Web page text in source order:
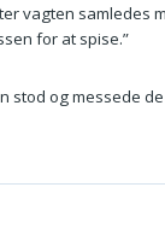
vagten samledes
for at spise.”
stod og messede